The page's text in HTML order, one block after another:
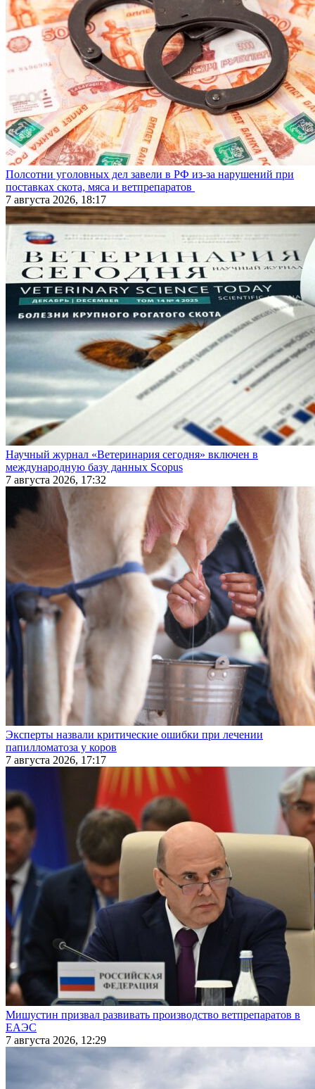
Полсотни уголовных дел завели в РФ из-за нарушений при
поставках скота, мяса и ветпрепаратов
7 августа 2026, 18:17
Научный журнал «Ветеринария сегодня» включен в
международную базу данных Scopus
7 августа 2026, 17:32
Эксперты назвали критические ошибки при лечении
папилломатоза у коров
7 августа 2026, 17:17
Мишустин призвал развивать производство ветпрепаратов в
ЕАЭС
7 августа 2026, 12:29